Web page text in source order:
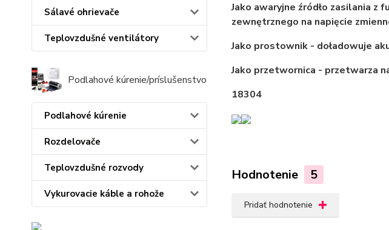
Sálavé ohrievače
Teplovzdušné ventilátory
Podlahové kúrenie/príslušenstvo
Podlahové kúrenie
Rozdelovače
Teplovzdušné rozvody
Vykurovacie káble a rohože
Jako awaryjne źródło zasilania z
zewnętrznego na napięcie
Jako prostownik - doładowuje
Jako przetwornica - przetwarza
18304
Hodnotenie 5
Pridať hodnotenie